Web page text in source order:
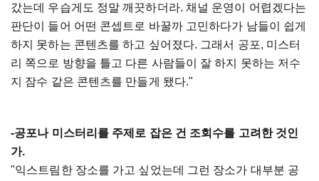
갔는데 우습게도 정말 깨끗하더라. 채널 운영이 어렵겠다는
판단이 들어 어떤 콘셉트로 바꿀까 고민하다가 남들이 쉽게
하지 못하는 콘텐츠를 하고 싶어졌다. 그래서 공포, 미스터
리 쪽으로 방향을 틀고 다른 사람들이 잘 하지 못하는 저수
지 잠수 같은 콘텐츠를 만들게 됐다."
-공포나 미스터리를 주제로 잡은 건 조회수를 고려한 것인
가.
"익스트림한 장소를 가고 싶었는데 그런 장소가 대부분 공